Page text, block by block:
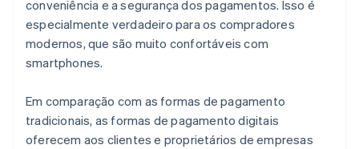
conveniência e a segurança dos pagamentos. Isso é
especialmente verdadeiro para os compradores
modernos, que são muito confortáveis com
smartphones.
Em comparação com as formas de pagamento
tradicionais, as formas de pagamento digitais
oferecem aos clientes e proprietários de empresas